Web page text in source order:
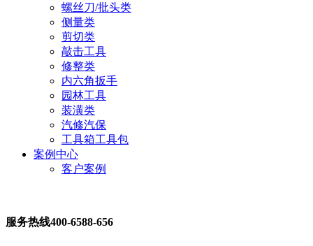
螺丝刀/批头类
侧量类
剪切类
敲击工具
修整类
内六角扳手
园林工具
装潢类
汽修汽保
工具箱工具包
案例中心
客户案例
服务热线400-6588-656